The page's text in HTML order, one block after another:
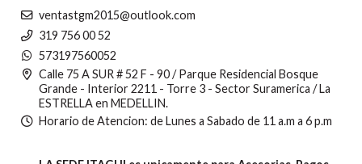
ventastgm2015@outlook.com
319 756 00 52
573197560052
Calle 75 A SUR # 52 F - 90 / Parque Residencial Bosque
Grande - Interior 2211 - Torre 3 - Sector Suramerica / La
ESTRELLA en MEDELLIN.
Horario de Atencion: de Lunes a Sabado de 11 a.m a 6 p.m